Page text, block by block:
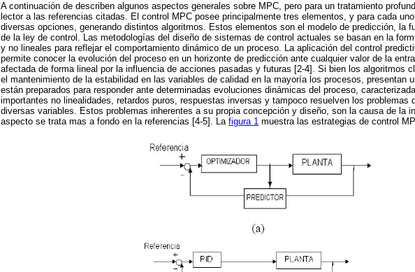
A continuación de describen algunos aspectos generales sobre MPC, pero para un tratamiento
lector a las referencias citadas. El control MPC posee principalmente tres elementos, y para cada
diversas opciones, generando distintos algoritmos. Estos elementos son el modelo de predicción, la
de la ley de control. Las metodologías del diseño de sistemas de control actuales se basan en la
y no lineales para reflejar el comportamiento dinámico de un proceso. La aplicación del control
permite conocer la evolución del proceso en un horizonte de predicción ante cualquier valor de la
afectada de forma lineal por la influencia de acciones pasadas y futuras [2-4]. Si bien los algoritmos
el mantenimiento de la estabilidad en las variables de calidad en la mayoría los procesos, presentan
están preparados para responder ante determinadas evoluciones dinámicas del proceso,
importantes no linealidades, retardos puros, respuestas inversas y tampoco resuelven los problemas
diversas variables. Estos problemas inherentes a su propia concepción y diseño, son la causa de la
aspecto se trata mas a fondo en la referencias [4-5]. La figura 1 muestra las estrategias de control